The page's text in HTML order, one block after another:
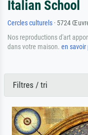
Italian School
Cercles culturels · 5724
Nos reproductions d'art
dans votre maison. en savoir
Filtres / tri